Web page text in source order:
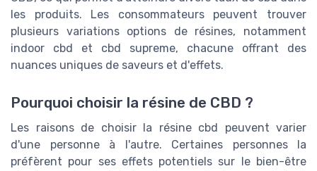
les produits. Les consommateurs peuvent trouver
plusieurs variations options de résines, notamment
indoor cbd et cbd supreme, chacune offrant des
nuances uniques de saveurs et d'effets.
Pourquoi choisir la résine de CBD ?
Les raisons de choisir la résine cbd peuvent varier
d'une personne à l'autre. Certaines personnes la
préfèrent pour ses effets potentiels sur le bien-être